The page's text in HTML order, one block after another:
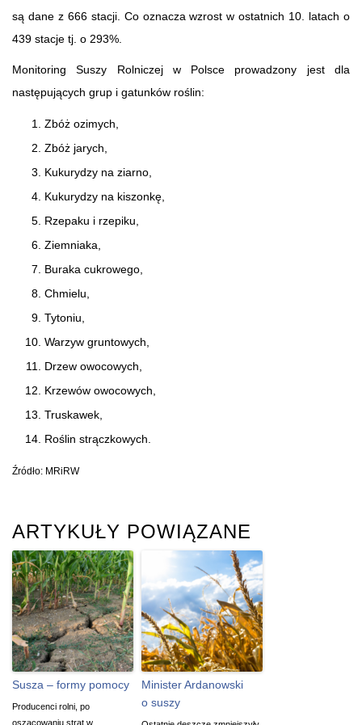
są dane z 666 stacji. Co oznacza wzrost w ostatnich 10. latach o
439 stacje tj. o 293%.
Monitoring Suszy Rolniczej w Polsce prowadzony jest dla
następujących grup i gatunków roślin:
Zbóż ozimych,
Zbóż jarych,
Kukurydzy na ziarno,
Kukurydzy na kiszonkę,
Rzepaku i rzepiku,
Ziemniaka,
Buraka cukrowego,
Chmielu,
Tytoniu,
Warzyw gruntowych,
Drzew owocowych,
Krzewów owocowych,
Truskawek,
Roślin strączkowych.
Źródło: MRiRW
ARTYKUŁY POWIĄZANE
Susza – formy pomocy
Producenci rolni, po
oszacowaniu strat w
Minister Ardanowski
o suszy